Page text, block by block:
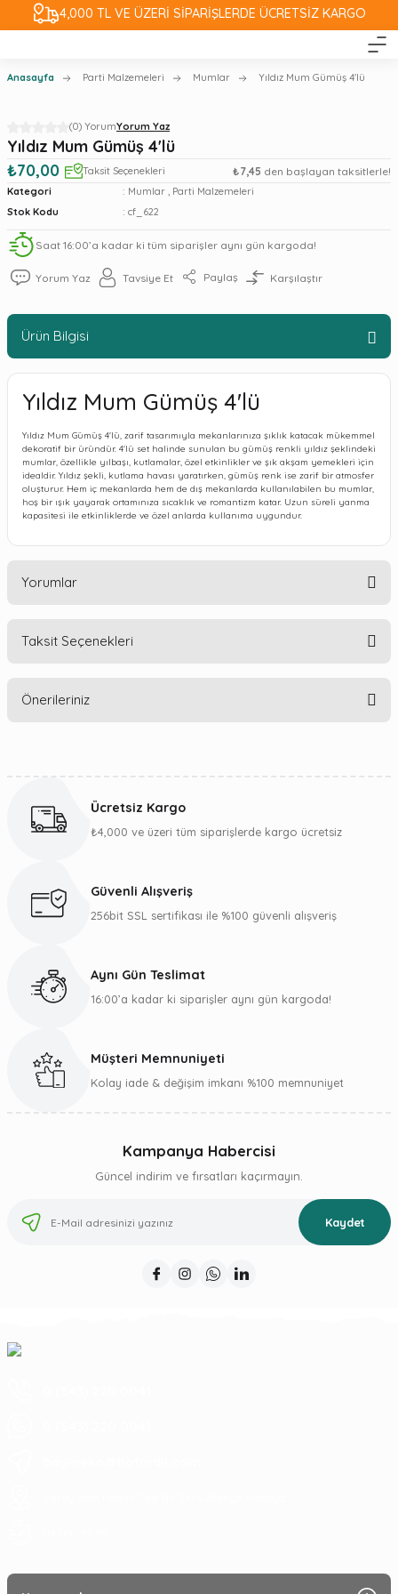
4,000 TL VE ÜZERİ SİPARİŞLERDE ÜCRETSİZ KARGO
Anasayfa Parti Malzemeleri Mumlar Yıldız Mum Gümüş 4'lü
(0) YorumYorum Yaz
Yıldız Mum Gümüş 4'lü
₺70,00
Taksit Seçenekleri ₺7,45 den başlayan taksitlerle!
Kategori Mumlar , Parti Malzemeleri
Stok Kodu
cf_622
Saat 16:00’a kadar ki tüm siparişler aynı gün kargoda!
Yorum Yaz Tavsiye Et Paylaş Karşılaştır
Ürün Bilgisi
Yıldız Mum Gümüş 4'lü
Yıldız Mum Gümüş 4'lü, zarif tasarımıyla mekanlarınıza şıklık katacak mükemmel
dekoratif bir üründür. 4'lü set halinde sunulan bu gümüş renkli yıldız şeklindeki
mumlar, özellikle yılbaşı, kutlamalar, özel etkinlikler ve şık akşam yemekleri için
idealdir. Yıldız şekli, kutlama havası yaratırken, gümüş renk ise zarif bir atmosfer
oluşturur. Hem iç mekanlarda hem de dış mekanlarda kullanılabilen bu mumlar,
hoş bir ışık yayarak ortamınıza sıcaklık ve romantizm katar. Uzun süreli yanma
kapasitesi ile etkinliklerde ve özel anlarda kullanıma uygundur.
Yorumlar
Taksit Seçenekleri
Önerileriniz
Görüş ve önerileriniz için teşekkür ederiz.
Ürün bilgilerinde hatalar bulunuyor.
Gönder
Ücretsiz Kargo
₺4,000 ve üzeri tüm siparişlerde kargo ücretsiz
Güvenli Alışveriş
256bit SSL sertifikası ile %100 güvenli alışveriş
Aynı Gün Teslimat
16:00’a kadar ki siparişler aynı gün kargoda!
Müşteri Memnuniyeti
Kolay iade & değişim imkanı %100 memnuniyet
Kampanya Habercisi
Güncel indirim ve fırsatları kaçırmayın.
Kaydet